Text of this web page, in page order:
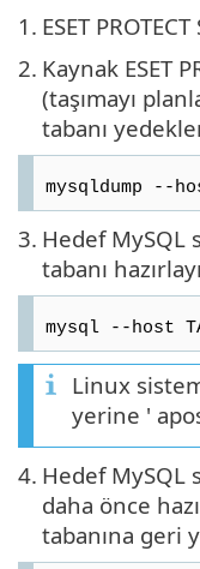
1. ESET
2. Kaynak ESET
(taşımayı
tabanı
mysqldump --
3. Hedef MySQL
tabanı
mysql --host
Linux
yerine '
4. Hedef MySQL
daha önce
tabanına geri